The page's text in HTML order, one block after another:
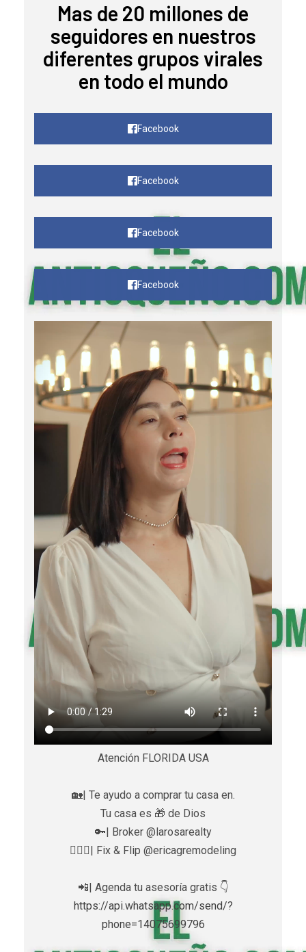
Mas de 20 millones de
seguidores en nuestros
diferentes grupos virales
en todo el mundo
Facebook
Facebook
Facebook
Facebook
Atención FLORIDA USA
🏡| Te ayudo a comprar tu casa en.
Tu casa es 🎁 de Dios
🔑| Broker @larosarealty
👷🏼‍♀️| Fix & Flip @ericagremodeling
📲| Agenda tu asesoría gratis 👇
https://api.whatsapp.com/send/?
phone=14075699796